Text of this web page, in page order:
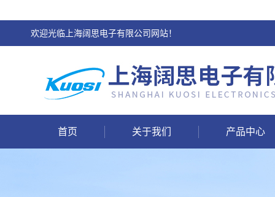
欢迎光临上海阔思电子有限公司网站！
首页 关于我们 产品中心